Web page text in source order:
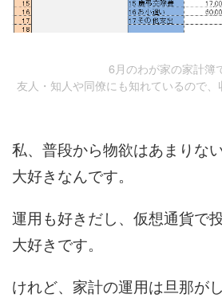
6月のわが家の家計簿
友人・知人や同僚にも知れているので、
私、普段から物欲はあまりな
大好きなんです。
運用も好きだし、仮想通貨で
大好きです。
けれど、家計の運用は旦那が